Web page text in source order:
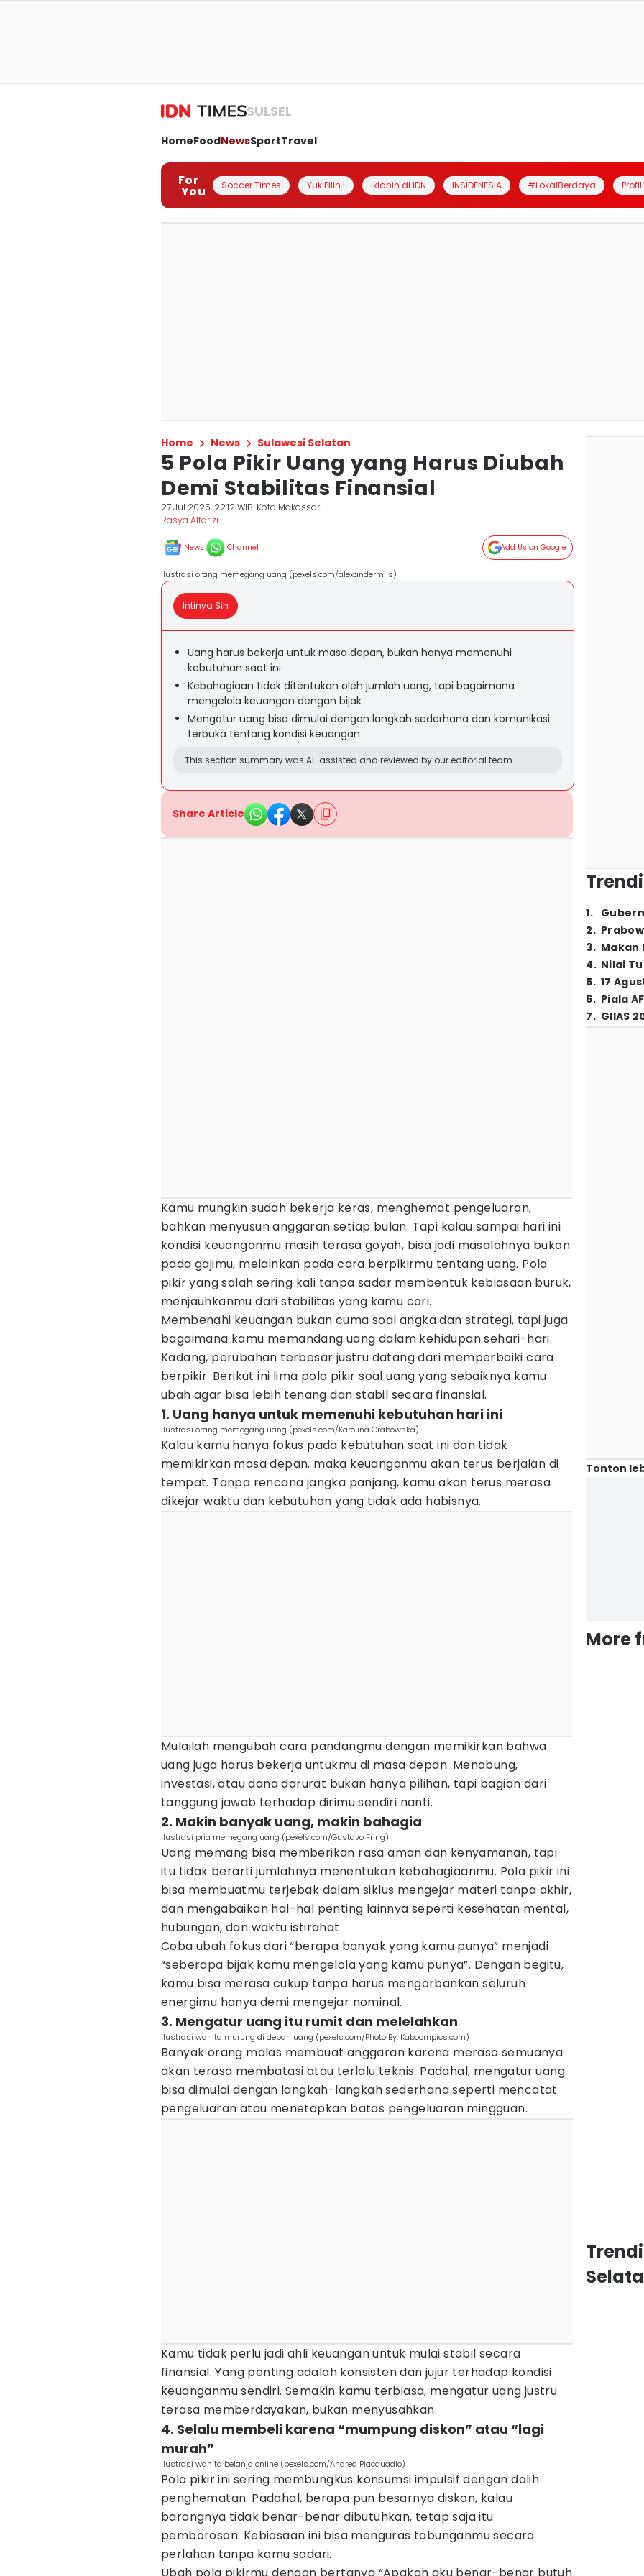
SULSEL
HomeFoodNewsSportTravel
For
You Soccer Times Yuk Pilih ! Iklanin di IDN INSIDENESIA #LokalBerdaya
Home News Sulawesi Selatan
5 Pola Pikir Uang yang Harus Diubah
Demi Stabilitas Finansial
27 Jul 2025, 22:12 WIB Kota Makassar
Rasya Alfarizi
News Channel Add Us on Google
ilustrasi orang memegang uang (pexels.com/alexandermils)
Intinya Sih
Uang harus bekerja untuk masa depan, bukan hanya memenuhi
kebutuhan saat ini
Kebahagiaan tidak ditentukan oleh jumlah uang, tapi bagaimana
mengelola keuangan dengan bijak
Mengatur uang bisa dimulai dengan langkah sederhana dan komunikasi
terbuka tentang kondisi keuangan
This section summary was AI-assisted and reviewed by our editorial team.
Share Article
Kamu mungkin sudah bekerja keras, menghemat pengeluaran,
bahkan menyusun anggaran setiap bulan. Tapi kalau sampai hari ini
kondisi keuanganmu masih terasa goyah, bisa jadi masalahnya bukan
pada gajimu, melainkan pada cara berpikirmu tentang uang. Pola
pikir yang salah sering kali tanpa sadar membentuk kebiasaan buruk,
menjauhkanmu dari stabilitas yang kamu cari.
Membenahi keuangan bukan cuma soal angka dan strategi, tapi juga
bagaimana kamu memandang uang dalam kehidupan sehari-hari.
Kadang, perubahan terbesar justru datang dari memperbaiki cara
berpikir. Berikut ini lima pola pikir soal uang yang sebaiknya kamu
ubah agar bisa lebih tenang dan stabil secara finansial.
1. Uang hanya untuk memenuhi kebutuhan hari ini
ilustrasi orang memegang uang (pexels.com/Karolina Grabowska)
Kalau kamu hanya fokus pada kebutuhan saat ini dan tidak
memikirkan masa depan, maka keuanganmu akan terus berjalan di
tempat. Tanpa rencana jangka panjang, kamu akan terus merasa
dikejar waktu dan kebutuhan yang tidak ada habisnya.
Mulailah mengubah cara pandangmu dengan memikirkan bahwa
uang juga harus bekerja untukmu di masa depan. Menabung,
investasi, atau dana darurat bukan hanya pilihan, tapi bagian dari
tanggung jawab terhadap dirimu sendiri nanti.
2. Makin banyak uang, makin bahagia
ilustrasi pria memegang uang (pexels.com/Gustavo Fring)
Uang memang bisa memberikan rasa aman dan kenyamanan, tapi
itu tidak berarti jumlahnya menentukan kebahagiaanmu. Pola pikir ini
bisa membuatmu terjebak dalam siklus mengejar materi tanpa akhir,
dan mengabaikan hal-hal penting lainnya seperti kesehatan mental,
hubungan, dan waktu istirahat.
Coba ubah fokus dari “berapa banyak yang kamu punya” menjadi
“seberapa bijak kamu mengelola yang kamu punya”. Dengan begitu,
kamu bisa merasa cukup tanpa harus mengorbankan seluruh
energimu hanya demi mengejar nominal.
3. Mengatur uang itu rumit dan melelahkan
ilustrasi wanita murung di depan uang (pexels.com/Photo By: Kaboompics.com)
Banyak orang malas membuat anggaran karena merasa semuanya
akan terasa membatasi atau terlalu teknis. Padahal, mengatur uang
bisa dimulai dengan langkah-langkah sederhana seperti mencatat
pengeluaran atau menetapkan batas pengeluaran mingguan.
Kamu tidak perlu jadi ahli keuangan untuk mulai stabil secara
finansial. Yang penting adalah konsisten dan jujur terhadap kondisi
keuanganmu sendiri. Semakin kamu terbiasa, mengatur uang justru
terasa memberdayakan, bukan menyusahkan.
4. Selalu membeli karena “mumpung diskon” atau “lagi
murah”
ilustrasi wanita belanja online (pexels.com/Andrea Piacquadio)
Pola pikir ini sering membungkus konsumsi impulsif dengan dalih
penghematan. Padahal, berapa pun besarnya diskon, kalau
barangnya tidak benar-benar dibutuhkan, tetap saja itu
pemborosan. Kebiasaan ini bisa menguras tabunganmu secara
perlahan tanpa kamu sadari.
1.
2.
3. Makan
4. Nilai
5. 17
6. Piala
7. GIIAS
Tonton
More